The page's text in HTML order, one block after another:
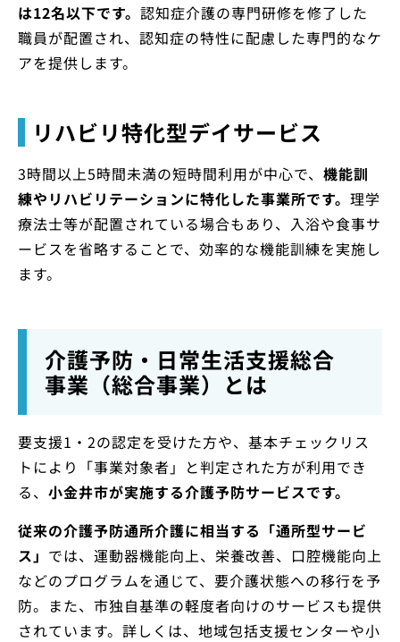
は12名以下です。 認知症介護の専門研修を修了した
職員が配置され、認知症の特性に配慮した専門的なケ
アを提供します。
リハビリ特化型デイサービス
3時間以上5時間未満の短時間利用が中心で、 機能訓
練やリハビリテーションに特化した事業所です。 理学
療法士等が配置されている場合もあり、入浴や食事サ
ービスを省略することで、効率的な機能訓練を実施し
ます。
介護予防・日常生活支援総合
事業（総合事業）とは
要支援1・2の認定を受けた方や、基本チェックリス
トにより「事業対象者」と判定された方が利用でき
る、 小金井市が実施する介護予防サービスです。
従来の介護予防通所介護に相当する「通所型サービ
ス」 では、運動器機能向上、栄養改善、口腔機能向上
などのプログラムを通じて、要介護状態への移行を予
防。また、市独自基準の軽度者向けのサービスも提供
されています。詳しくは、地域包括支援センターや小